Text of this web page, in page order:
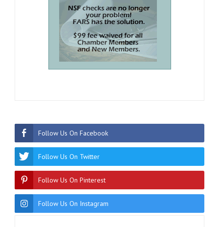
Follow Us On Facebook
Follow Us On Twitter
Follow Us On Pinterest
Follow Us On Instagram